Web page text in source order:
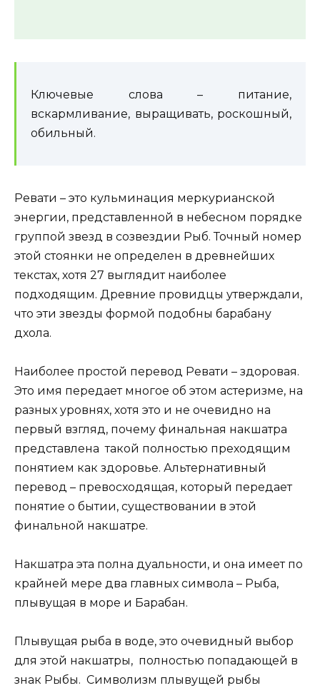
Ключевые слова – питание,
вскармливание, выращивать, роскошный,
обильный.
Ревати – это кульминация меркурианской
энергии, представленной в небесном порядке
группой звезд в созвездии Рыб. Точный номер
этой стоянки не определен в древнейших
текстах, хотя 27 выглядит наиболее
подходящим. Древние провидцы утверждали,
что эти звезды формой подобны барабану
дхола.
Наиболее простой перевод Ревати – здоровая.
Это имя передает многое об этом астеризме, на
разных уровнях, хотя это и не очевидно на
первый взгляд, почему финальная накшатра
представлена такой полностью преходящим
понятием как здоровье. Альтернативный
перевод – превосходящая, который передает
понятие о бытии, существовании в этой
финальной накшатре.
Накшатра эта полна дуальности, и она имеет по
крайней мере два главных символа – Рыба,
плывущая в море и Барабан.
Плывущая рыба в воде, это очевидный выбор
для этой накшатры, полностью попадающей в
знак Рыбы. Символизм плывущей рыбы